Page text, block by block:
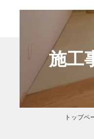
施工
トップペ